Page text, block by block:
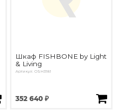
Шкаф FISHBONE by Light
& Living
Артикул: OSH3181
352 640 ₽